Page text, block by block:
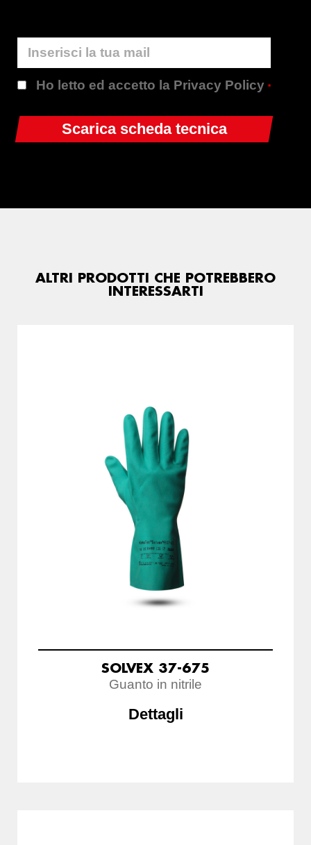
Ho letto ed accetto la Privacy Policy*
ALTRI PRODOTTI CHE POTREBBERO
INTERESSARTI
SOLVEX 37-675
Guanto in nitrile
Dettagli